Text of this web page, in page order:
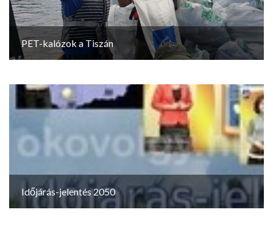
PET-kalózok a Tiszán
Időjárás-jelentés 2050